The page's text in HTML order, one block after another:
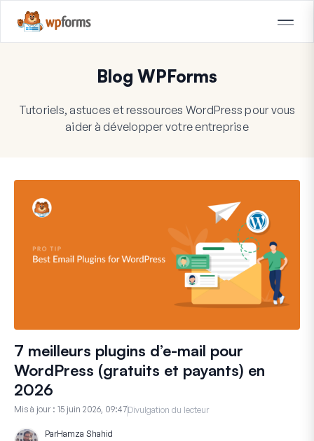
Blog WPForms
Tutoriels, astuces et ressources WordPress pour vous
aider à développer votre entreprise
7 meilleurs plugins d’e-mail pour
WordPress (gratuits et payants) en
2026
Mis à jour : 15 juin 2026, 09:47Divulgation du lecteur
ParHamza Shahid